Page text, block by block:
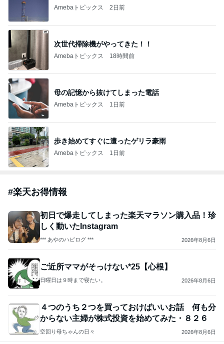
Amebaトピックス 2日前
次世代掃除機がやってきた！！
Amebaトピックス 18時間前
母の記憶から抜けてしまった電話
Amebaトピックス 1日前
歩き始めてすぐに遭ったゲリラ豪雨
Amebaトピックス 1日前
#楽天お得情報
初日で爆走してしまった楽天マラソン購入品！珍
しく動いたInstagram
*** あやのハピログ *** 2026年8月6日
ご近所ママがそっけない*25【心根】
日曜日は９時まで寝たい。 2026年8月6日
４つのうち２つを買っておけばいいお話 何も分
からない主婦が株式投資を始めてみた・８２６
空回り母ちゃんの日々 2026年8月6日